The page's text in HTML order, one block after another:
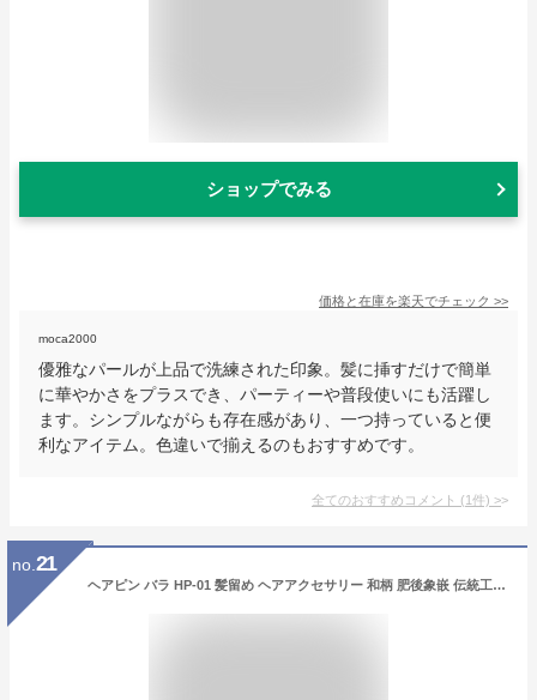
ショップでみる
価格と在庫を楽天でチェック >>
moca2000
優雅なパールが上品で洗練された印象。髪に挿すだけで簡単
に華やかさをプラスでき、パーティーや普段使いにも活躍し
ます。シンプルながらも存在感があり、一つ持っていると便
利なアイテム。色違いで揃えるのもおすすめです。
全てのおすすめコメント (1件) >
no. 21
ヘアピン バラ HP-01 髪留め ヘアアクセサリー 和柄 肥後象嵌 伝統工芸品 日本製 高級 ブランド 純金 金細工 アクセサリー 熊本 名産 お土産 伝統工芸 肥後象眼 象嵌細工 Higo Zogan 海外向け 外国人 ゴールド お年寄り 高齢者 シニア 還暦祝い 優れものA